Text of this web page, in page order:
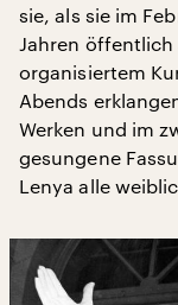
sie, als sie im
Jahren
organisiertem
Abends
Werken und im
gesungene
Lenya alle